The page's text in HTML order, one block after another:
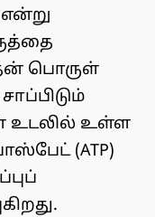
என்று
பொருள்
உடலில் உள்ள
(ATP)